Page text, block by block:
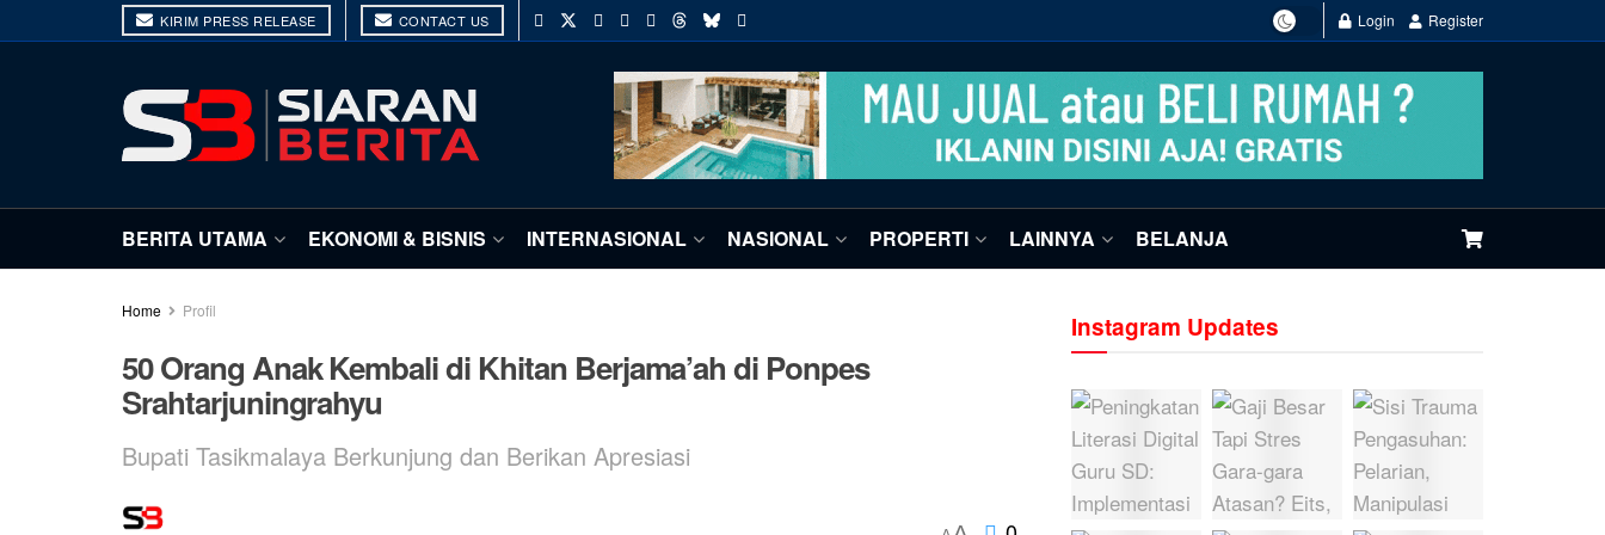
KIRIM PRESS RELEASE CONTACT US Login Register
BERITA UTAMA EKONOMI & BISNIS INTERNASIONAL NASIONAL PROPERTI LAINNYA BELANJA
Home Profil
50 Orang Anak Kembali di Khitan Berjama’ah di Ponpes
Srahtarjuningrahyu
Bupati Tasikmalaya Berkunjung dan Berikan Apresiasi
Instagram Updates